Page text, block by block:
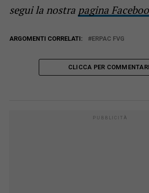
segui la nostra pagina
ARGOMENTI CORRELATI: ERPAC FVG
CLICCA PER
PUBBLICITÀ